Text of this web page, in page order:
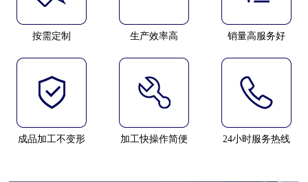
按需定制 生产效率高 销量高服务好
成品加工不变形 加工快操作简便 24小时服务热线